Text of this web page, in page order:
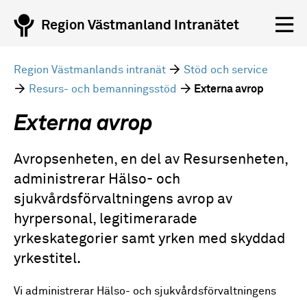
Region Västmanland Intranätet
Region Västmanlands intranät
Stöd och service
Resurs- och bemanningsstöd
Externa avrop
Externa avrop
Avropsenheten, en del av Resursenheten,
administrerar Hälso- och
sjukvårdsförvaltningens avrop av
hyrpersonal, legitimerarade
yrkeskategorier samt yrken med skyddad
yrkestitel.
Vi administrerar Hälso- och sjukvårdsförvaltningens